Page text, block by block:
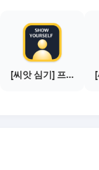
[씨앗 심기] 프로필 사진 등록하기